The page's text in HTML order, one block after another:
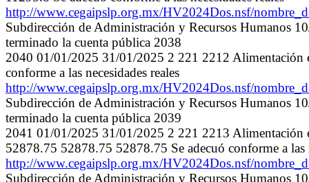
http://www.cegaipslp.org.mx/HV2024Dos.nsf/
Subdirección de Administración y Recursos Humanos
terminado la cuenta pública 2038
2040 01/01/2025 31/01/2025 2 221 2212 Alimentación
conforme a las necesidades reales
http://www.cegaipslp.org.mx/HV2024Dos.nsf/
Subdirección de Administración y Recursos Humanos
terminado la cuenta pública 2039
2041 01/01/2025 31/01/2025 2 221 2213 Alimentación
52878.75 52878.75 52878.75 Se adecuó conforme a las
http://www.cegaipslp.org.mx/HV2024Dos.nsf/
Subdirección de Administración y Recursos Humanos